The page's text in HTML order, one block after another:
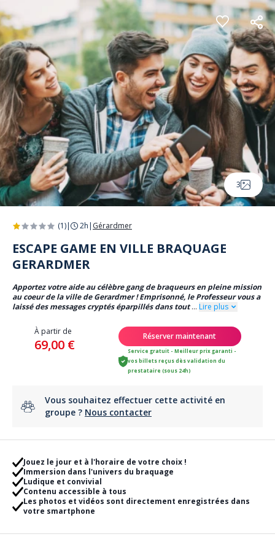
Panneau de gestion des cookies
3
(1)| 2h | Gérardmer
ESCAPE GAME EN VILLE BRAQUAGE
GERARDMER
Apportez votre aide au célèbre gang de braqueurs en pleine mission
au coeur de la ville de Gerardmer ! Emprisonné, le Professeur vous a
laissé des messages cryptés éparpillés dans tout... Lire plus
À partir de
69,00 €
Réserver maintenant
Service gratuit - Meilleur prix garanti -
vos billets reçus dès validation du
prestataire (sous 24h)
Vous souhaitez effectuer cette activité en
groupe ? Nous contacter
Jouez le jour et à l'horaire de votre choix !
Immersion dans l'univers du braquage
Ludique et convivial
Contenu accessible à tous
Les photos et vidéos sont directement enregistrées dans
votre smartphone